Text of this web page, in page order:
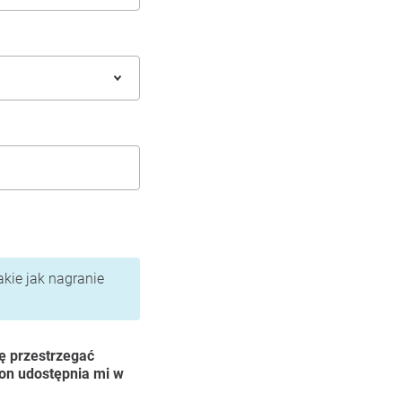
jak nagranie
przestrzegać
udostępnia mi w